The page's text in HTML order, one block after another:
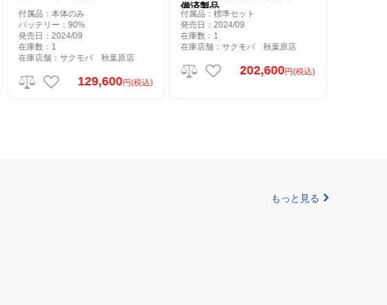
付属品：本体のみ
バッテリー：90%
発売日：2024/09
在庫数：1
在庫店舗：サクモバ 秋葉原店
129,600円(税込)
備済製品
付属品：標準セット
発売日：2024/09
在庫数：1
在庫店舗：サクモバ 秋葉原店
202,600円(税込)
もっと見る